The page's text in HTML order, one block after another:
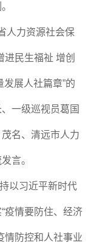
力资源社会保
进民生福祉 增创
展人社篇章”的
一级巡视员葛国
名、清远市人力
言。
以习近平新时代
疫情要防住、经济
情防控和人社事业